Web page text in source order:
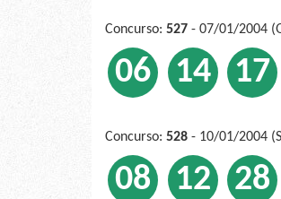
Concurso: 527 - 07/01/2004
06 14 17
Concurso: 528 - 10/01/2004
08 12 28